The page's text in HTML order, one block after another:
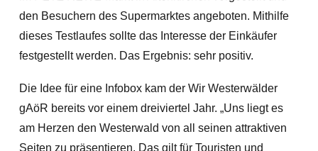
den Besuchern des Supermarktes angeboten. Mithilfe
dieses Testlaufes sollte das Interesse der Einkäufer
festgestellt werden. Das Ergebnis: sehr positiv.
Die Idee für eine Infobox kam der Wir Westerwälder
gAöR bereits vor einem dreiviertel Jahr. „Uns liegt es
am Herzen den Westerwald von all seinen attraktiven
Seiten zu präsentieren. Das gilt für Touristen und